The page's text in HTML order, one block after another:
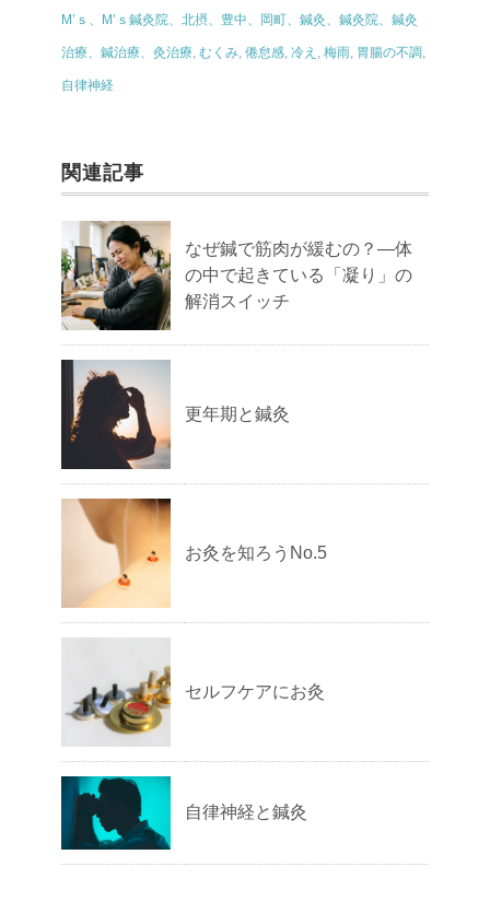
M’ｓ、M’ｓ鍼灸院、北摂、豊中、岡町、鍼灸、鍼灸院、鍼灸
治療、鍼治療、灸治療, むくみ, 倦怠感, 冷え , 梅雨, 胃腸の不調 ,
自律神経
関連記事
なぜ鍼で筋肉が緩むの？―体
の中で起きている「凝り」の
解消スイッチ
更年期と鍼灸
お灸を知ろうNo.5
セルフケアにお灸
自律神経と鍼灸